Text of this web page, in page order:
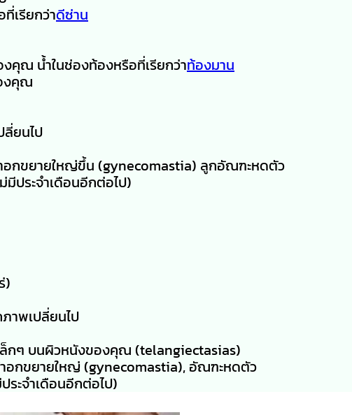
เรียกว่าดีซ่าน
คุณ น้ำในช่องท้องหรือที่เรียกว่าท้องมาน
งคุณ
ยนไป
อกขยายใหญ่ขึ้น (gynecomastia) ลูกอัณฑะหดตัว
ประจำเดือนอีกต่อไป)
)
าพเปลี่ยนไป
กๆ บนผิวหนังของคุณ (telangiectasias)
อกขยายใหญ่ (gynecomastia), อัณฑะหดตัว
ะจำเดือนอีกต่อไป)